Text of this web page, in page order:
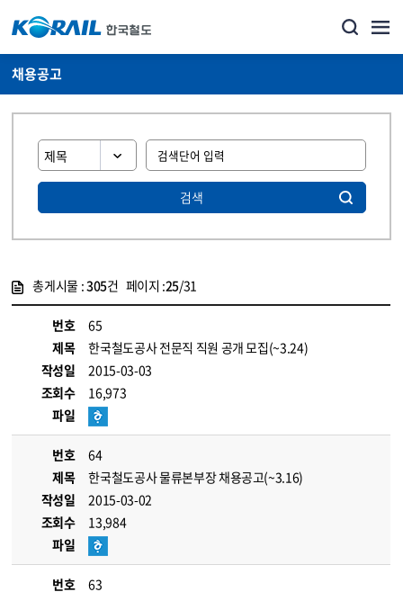
채용공고
검색
총게시물 :305건 페이지 :25/31
번호
65
제목
한국철도공사 전문직 직원 공개 모집(~3.24)
작성일
2015-03-03
조회수
16,973
파일
번호
64
제목
한국철도공사 물류본부장 채용공고(~3.16)
작성일
2015-03-02
조회수
13,984
파일
번호
63